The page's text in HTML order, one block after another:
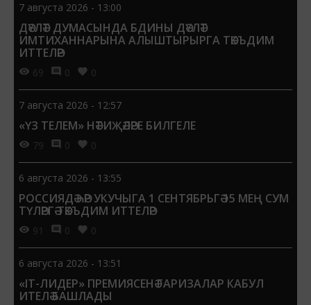
7 августа 2026 - 13:00
ДӘҮЛӘТ ДУМАСЫНДА БДИНЫ ДӘҮЛӘТ
ИМТИХАННАРЫНА АЛЫШТЫРЫРГА ТӘКЪДИМ
ИТТЕЛӘР
69 0 0
7 августа 2026 - 12:57
«ҮЗ ТЕЛЕМ» НӘТИҖӘЛӘРЕ БИЛГЕЛЕ
79 0 0
6 августа 2026 - 13:55
РОССИЯДӘ ҺӘР УКУЧЫГА 1 СЕНТЯБРЬГӘ 15 МЕҢ СУМ
ТҮЛӘРГӘ ТӘКЪДИМ ИТТЕЛӘР
91 0 0
6 августа 2026 - 13:51
«IT-ЛИДЕР» ПРЕМИЯСЕНӘ ГАРИЗАЛАР КАБУЛ
ИТЕЛӘ БАШЛАДЫ